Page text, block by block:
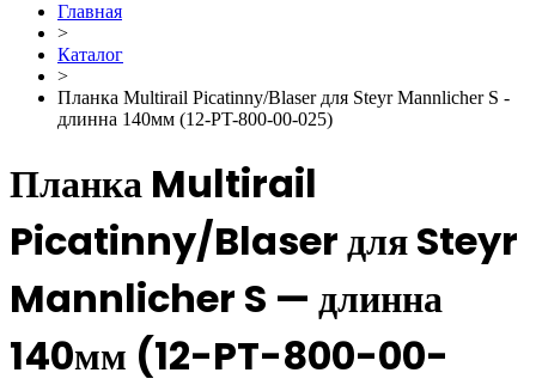
Главная
>
Каталог
>
Планка Multirail Picatinny/Blaser для Steyr Mannlicher S -
длинна 140мм (12-PT-800-00-025)
Планка Multirail
Picatinny/Blaser для Steyr
Mannlicher S — длинна
140мм (12-PT-800-00-